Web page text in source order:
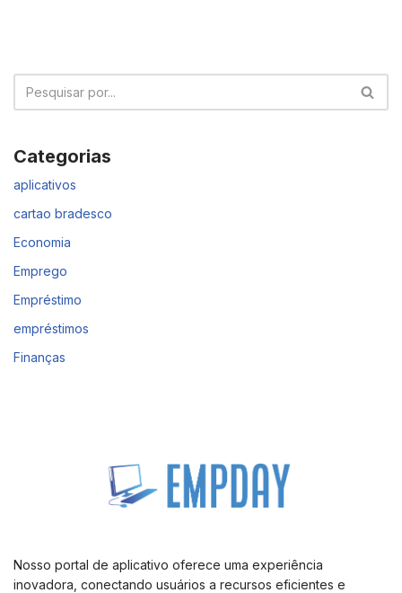
Categorias
aplicativos
cartao bradesco
Economia
Emprego
Empréstimo
empréstimos
Finanças
Nosso portal de aplicativo oferece uma experiência
inovadora, conectando usuários a recursos eficientes e